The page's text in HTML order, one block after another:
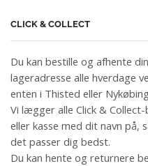
CLICK & COLLECT
Du kan bestille og afhente
lageradresse alle hverdage
enten i Thisted eller
Vi lægger alle Click &
eller kasse med dit navn på,
det passer dig bedst.
Du kan hente og returnere